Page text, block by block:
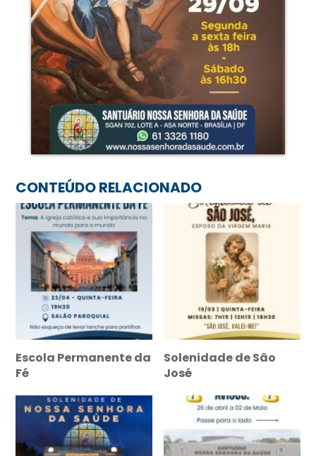
CONTEÚDO RELACIONADO
Escola Permanente da
Fé
Solenidade de São
José